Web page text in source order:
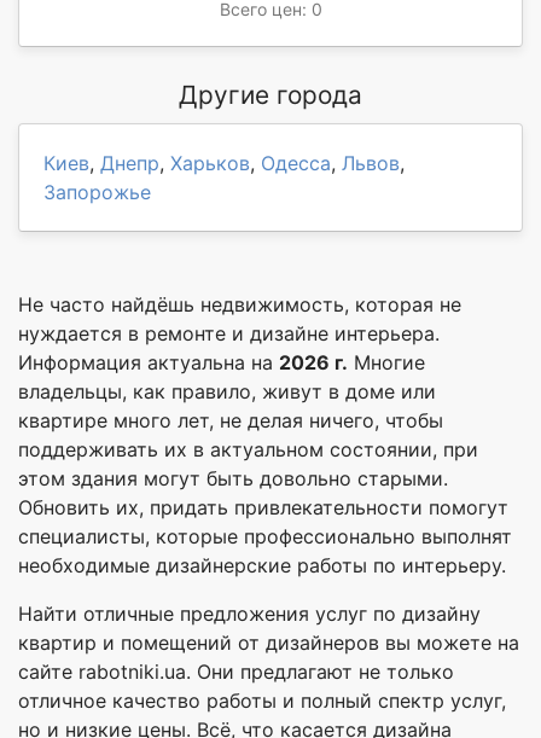
Всего цен: 0
Другие города
Киев, Днепр, Харьков, Одесса, Львов,
Запорожье
Не часто найдёшь недвижимость, которая не
нуждается в ремонте и дизайне интерьера.
Информация актуальна на 2026 г. Многие
владельцы, как правило, живут в доме или
квартире много лет, не делая ничего, чтобы
поддерживать их в актуальном состоянии, при
этом здания могут быть довольно старыми.
Обновить их, придать привлекательности помогут
специалисты, которые профессионально выполнят
необходимые дизайнерские работы по интерьеру.
Найти отличные предложения услуг по дизайну
квартир и помещений от дизайнеров вы можете на
сайте rabotniki.ua. Они предлагают не только
отличное качество работы и полный спектр услуг,
но и низкие цены. Всё, что касается дизайна